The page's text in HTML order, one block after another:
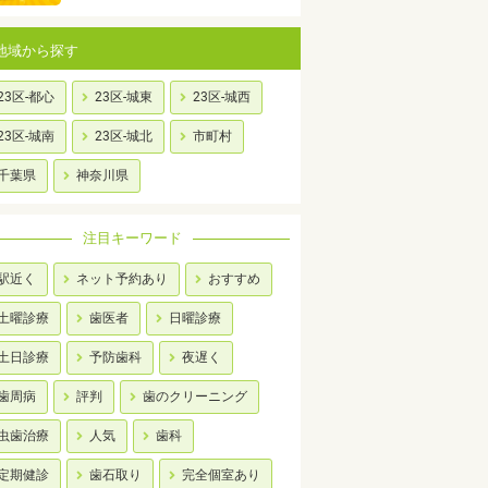
域から探す
区-都心 23区-城東 23区-城西
区-城南 23区-城北 市町村
葉県 神奈川県
注目キーワード
近く ネット予約あり おすすめ
曜診療 歯医者 日曜診療
日診療 予防歯科 夜遅く
周病 評判 歯のクリーニング
歯治療 人気 歯科
期健診 歯石取り 完全個室あり